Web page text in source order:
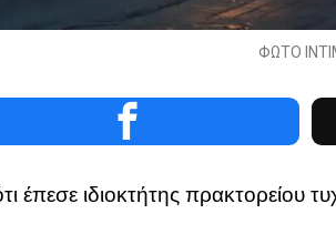
ΦΩΤΟ
έπεσε ιδιοκτήτης πρακτορείου